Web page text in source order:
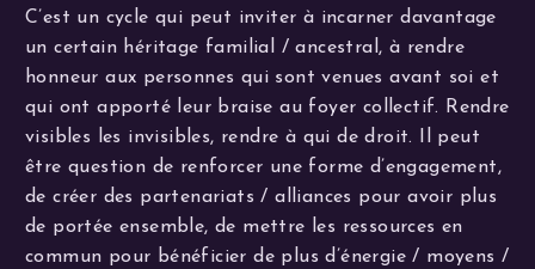
C’est un cycle qui peut inviter à incarner davantage
un certain héritage familial / ancestral, à rendre
honneur aux personnes qui sont venues avant soi et
qui ont apporté leur braise au foyer collectif. Rendre
visibles les invisibles, rendre à qui de droit. Il peut
être question de renforcer une forme d’engagement,
de créer des partenariats / alliances pour avoir plus
de portée ensemble, de mettre les ressources en
commun pour bénéficier de plus d’énergie / moyens /